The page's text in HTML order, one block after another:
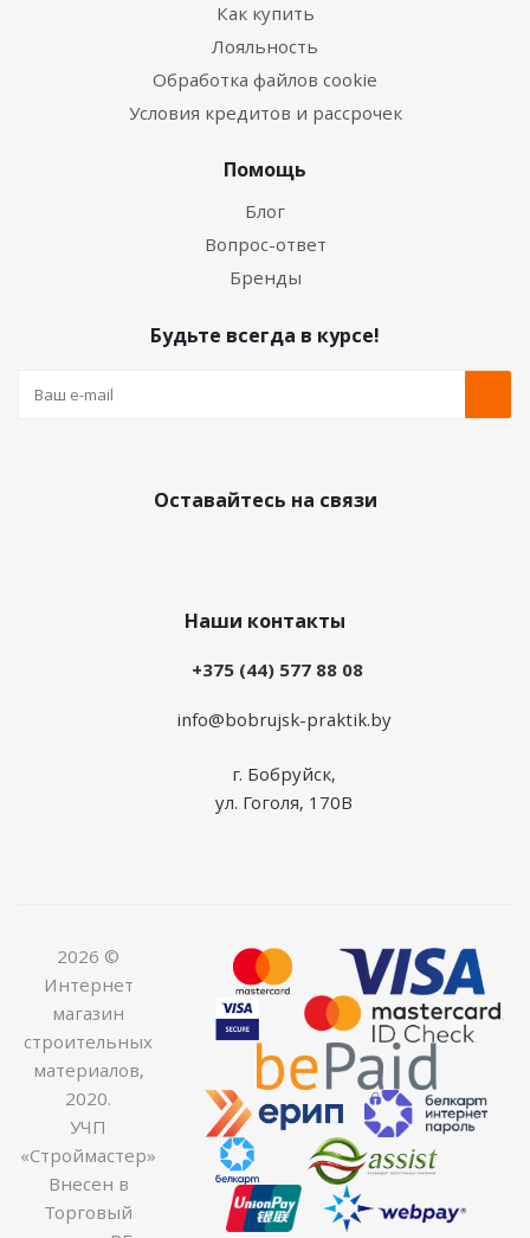
Как купить
Лояльность
Обработка файлов cookie
Условия кредитов и рассрочек
Помощь
Блог
Вопрос-ответ
Бренды
Будьте всегда в курсе!
Оставайтесь на связи
Наши контакты
+375 (44) 577 88 08
info@bobrujsk-praktik.by
г. Бобруйск,
ул. Гоголя, 170В
2026 ©
Интернет
магазин
строительных
материалов,
2020.
УЧП
«Строймастер»
Внесен в
Торговый